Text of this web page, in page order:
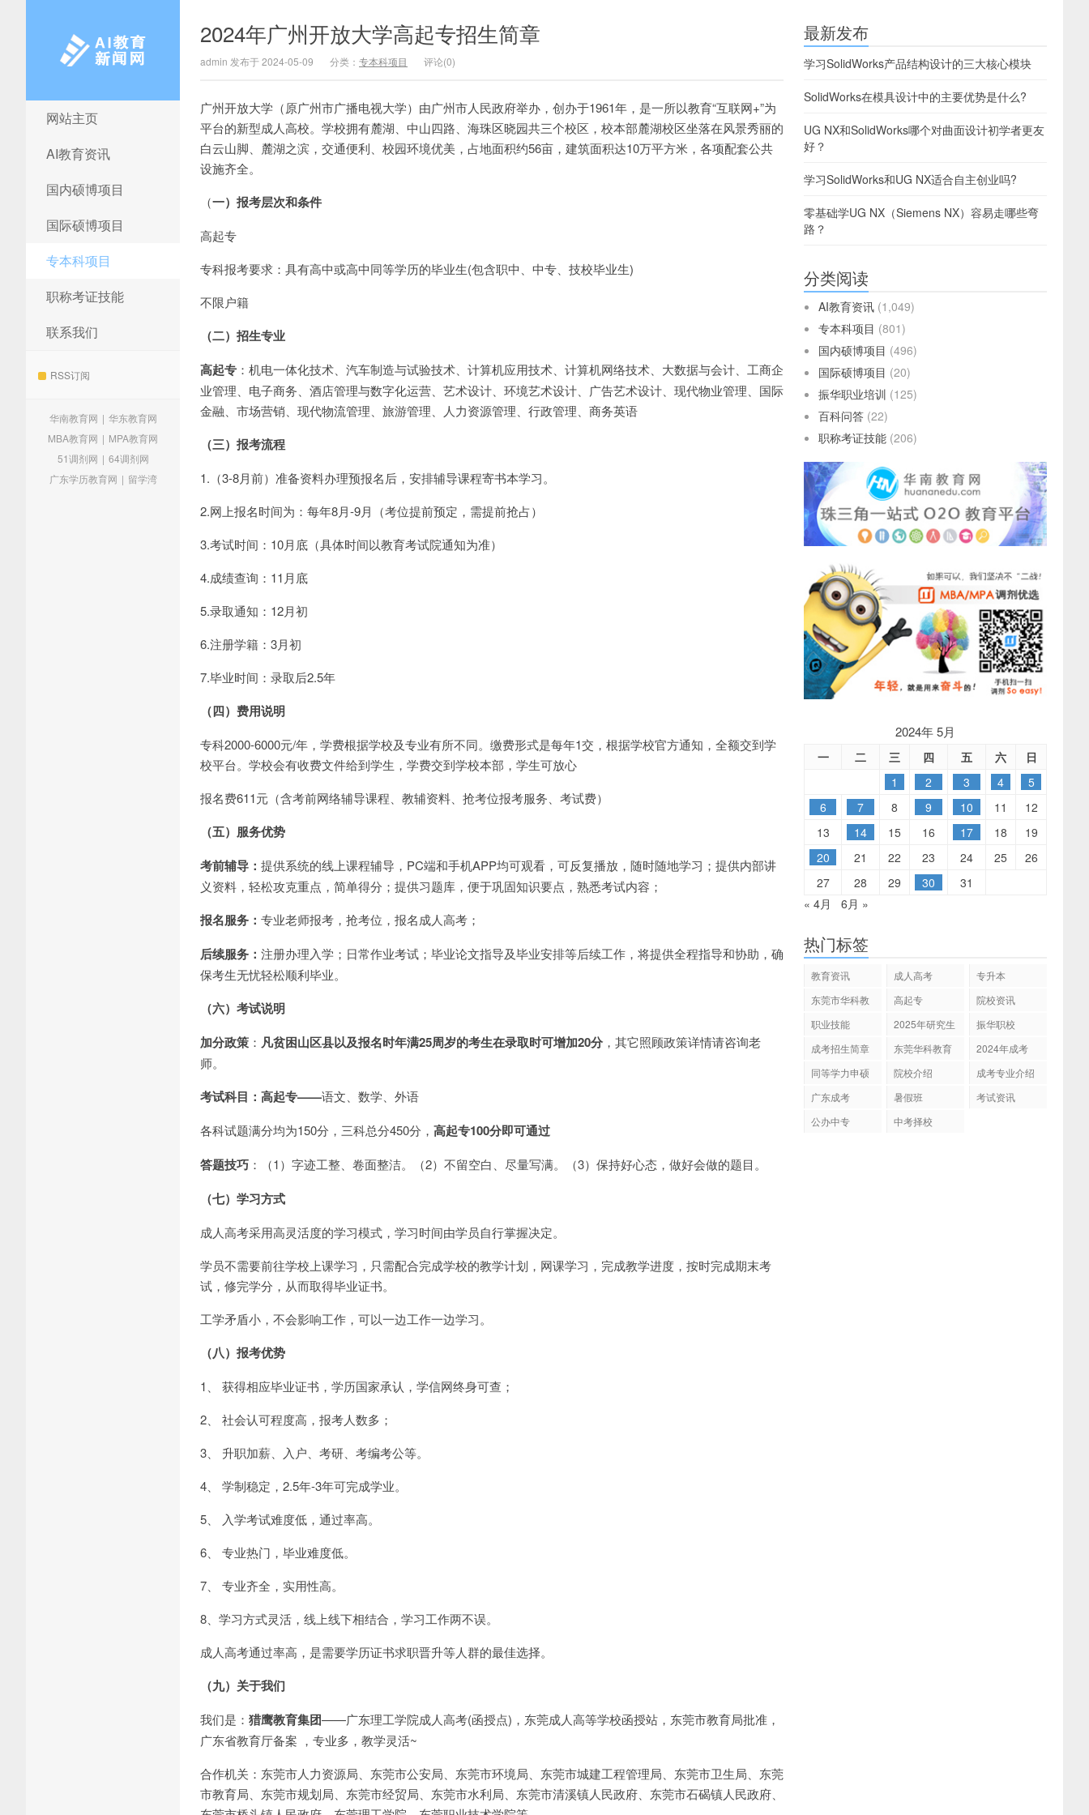
AI教育新闻网
网站主页
AI教育资讯
国内硕博项目
国际硕博项目
专本科项目
职称考证技能
联系我们
RSS订阅
华南教育网 | 华东教育网
MBA教育网 | MPA教育网
51调剂网 | 64调剂网
广东学历教育网 | 留学湾
2024年广州开放大学高起专招生简章
admin 发布于 2024-05-09 分类： 专本科项目 评论(0)
广州开放大学（原广州市广播电视大学）由广州市人民政府举办，创办于1961年，是一所以教育“互联网+”为
平台的新型成人高校。学校拥有麓湖、中山四路、海珠区晓园共三个校区，校本部麓湖校区坐落在风景秀丽的
白云山脚、麓湖之滨，交通便利、校园环境优美，占地面积约56亩，建筑面积达10万平方米，各项配套公共
设施齐全。
（一）报考层次和条件
高起专
专科报考要求：具有高中或高中同等学历的毕业生(包含职中、中专、技校毕业生)
不限户籍
（二）招生专业
高起专 ：机电一体化技术、汽车制造与试验技术、计算机应用技术、计算机网络技术、大数据与会计、工商企
业管理、电子商务、酒店管理与数字化运营、艺术设计、环境艺术设计、广告艺术设计、现代物业管理、国际
金融、市场营销、现代物流管理、旅游管理、人力资源管理、行政管理、商务英语
（三）报考流程
1.（3-8月前）准备资料办理预报名后，安排辅导课程寄书本学习。
2.网上报名时间为：每年8月-9月（考位提前预定，需提前抢占）
3.考试时间：10月底（具体时间以教育考试院通知为准）
4.成绩查询：11月底
5.录取通知：12月初
6.注册学籍：3月初
7.毕业时间：录取后2.5年
（四） 费用说明
专科2000-6000元/年，学费根据学校及专业有所不同。缴费形式是每年1交，根据学校官方通知，全额交到学
校平台。学校会有收费文件给到学生，学费交到学校本部，学生可放心
报名费611元（含考前网络辅导课程、教辅资料、抢考位报考服务、考试费）
（五）服务优势
考前辅导： 提供系统的线上课程辅导，PC端和手机APP均可观看，可反复播放，随时随地学习；提供内部讲
义资料，轻松攻克重点，简单得分；提供习题库，便于巩固知识要点，熟悉考试内容；
报名服务： 专业老师报考，抢考位，报名成人高考；
后续服务： 注册办理入学；日常作业考试；毕业论文指导及毕业安排等后续工作，将提供全程指导和协助，确
保考生无忧轻松顺利毕业。
（六）考试说明
加分政策 ： 凡贫困山区县以及报名时年满25周岁的考生在录取时可增加20分 ，其它照顾政策详情请咨询老
师。
考试科目： 高起专——语文、数学、外语
各科试题满分均为150分，三科总分450分， 高起专100分即可通过
答题技巧 ：（1）字迹工整、卷面整洁。（2）不留空白、尽量写满。（3）保持好心态，做好会做的题目。
（七）学习方式
成人高考采用高灵活度的学习模式，学习时间由学员自行掌握决定。
学员不需要前往学校上课学习，只需配合完成学校的教学计划，网课学习，完成教学进度，按时完成期末考
试，修完学分，从而取得毕业证书。
工学矛盾小，不会影响工作，可以一边工作一边学习。
（八）报考优势
1、 获得相应毕业证书，学历国家承认，学信网终身可查；
2、 社会认可程度高，报考人数多；
3、 升职加薪、入户、考研、考编考公等。
4、 学制稳定，2.5年-3年可完成学业。
5、 入学考试难度低，通过率高。
6、 专业热门，毕业难度低。
7、 专业齐全，实用性高。
8、学习方式灵活，线上线下相结合，学习工作两不误。
成人高考通过率高，是需要学历证书求职晋升等人群的最佳选择。
（九）关于我们
我们是： 猎鹰教育集团——广东理工学院成人高考(函授点)，东莞成人高等学校函授站，东莞市教育局批准，
广东省教育厅备案 ，专业多，教学灵活~
合作机关：东莞市人力资源局、东莞市公安局、东莞市环境局、东莞市城建工程管理局、东莞市卫生局、东莞
市教育局、东莞市规划局、东莞市经贸局、东莞市水利局、东莞市清溪镇人民政府、东莞市石碣镇人民政府、
最新发布
学习SolidWorks产品结构设计的三大核心模块
SolidWorks在模具设计中的主要优势是什么?
UG NX和SolidWorks哪个对曲面设计初学者更友
好？
学习SolidWorks和UG NX适合自主创业吗?
零基础学UG NX（Siemens NX）容易走哪些弯
路？
分类阅读
AI教育资讯 (1,049)
专本科项目 (801)
国内硕博项目 (496)
国际硕博项目 (20)
振华职业培训 (125)
百科问答 (22)
职称考证技能 (206)
2024年 5月
一 二 三 四 五 六
日
1
2 3 4
5
6
7 8 9 10 11
12
13
14 15 16 17 18
19
20
21 22 23 24 25
26
27
28 29 30
31
« 4月
6月 »
热门标签
教育资讯 成人高考
专升本
东莞市华科教
高起专
院校资讯
职业技能
2025年研究生
振华职校
成考招生简章
东莞华科教育
2024年成考
同等学力申硕
院校介绍
成考专业介绍
广东成考
暑假班
考试资讯
公办中专
中考择校